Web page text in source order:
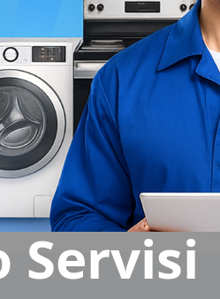
Servisi